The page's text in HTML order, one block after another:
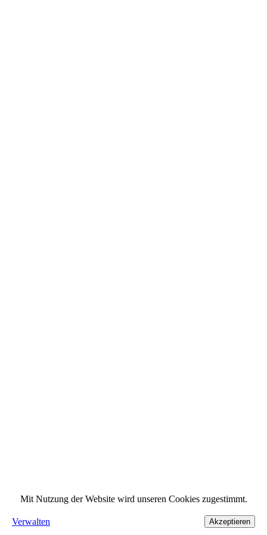
Mit Nutzung der Website wird unseren Cookies zugestimmt.
Verwalten Akzeptieren